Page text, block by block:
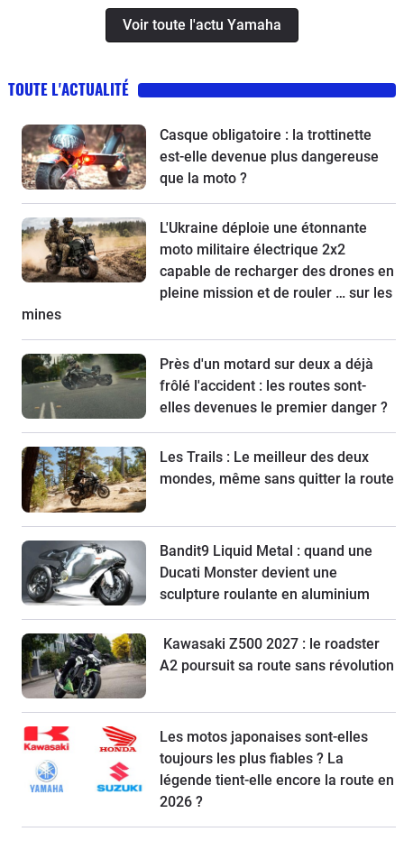
Voir toute l'actu Yamaha
TOUTE L'ACTUALITÉ
Casque obligatoire : la trottinette
est-elle devenue plus dangereuse
que la moto ?
L'Ukraine déploie une étonnante
moto militaire électrique 2x2
capable de recharger des drones en
pleine mission et de rouler … sur les
mines
Près d'un motard sur deux a déjà
frôlé l'accident : les routes sont-
elles devenues le premier danger ?
Les Trails : Le meilleur des deux
mondes, même sans quitter la route
Bandit9 Liquid Metal : quand une
Ducati Monster devient une
sculpture roulante en aluminium
Kawasaki Z500 2027 : le roadster
A2 poursuit sa route sans révolution
Les motos japonaises sont-elles
toujours les plus fiables ? La
légende tient-elle encore la route en
2026 ?